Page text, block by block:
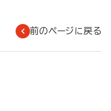
前のページに戻る